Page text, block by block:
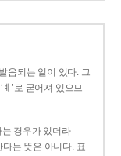
음되는 일이 있다. 그
’로 굳어져 있으므
는 경우가 있더라
다는 뜻은 아니다. 표